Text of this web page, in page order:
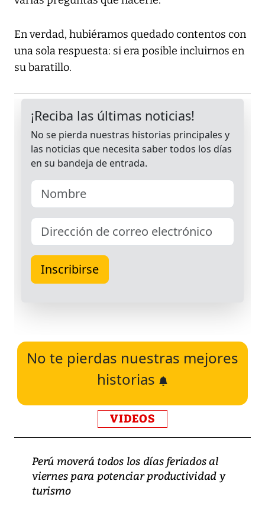
En verdad, hubiéramos quedado contentos con
una sola respuesta: si era posible incluirnos en
su baratillo.
No te pierdas nuestras mejores
historias
VIDEOS
Perú moverá todos los días feriados al
viernes para potenciar productividad y
turismo